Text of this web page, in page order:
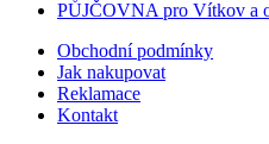
PŮJČOVNA pro Vítkov a
Obchodní podmínky
Jak nakupovat
Reklamace
Kontakt